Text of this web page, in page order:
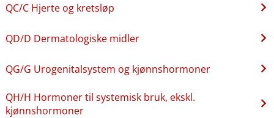
QC​/​C Hjerte og kretsløp
QD​/​D Dermatologiske midler
QG​/​G Urogenitalsystem og kjønnshormoner
QH​/​H Hormoner til systemisk bruk, ekskl.
kjønnshormoner